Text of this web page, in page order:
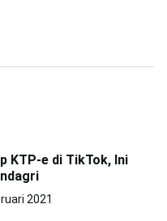
KTP-e di TikTok, Ini
2021